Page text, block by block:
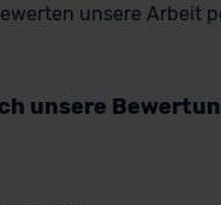
unsere Arbeit
unsere